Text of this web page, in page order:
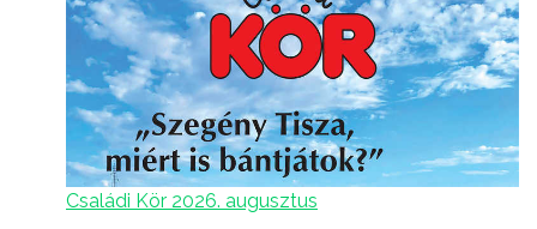
Családi Kör 2026. augusztus